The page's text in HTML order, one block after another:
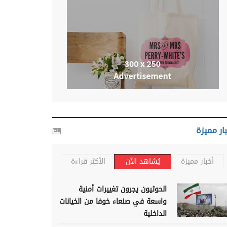
مميزة
أخبار مميزة يُشاهد الآن الأكثر قراءة
الحوثيون يجرون تغييرات أمنية
واسعة في صنعاء خوفا من الخيانات
الداخلية